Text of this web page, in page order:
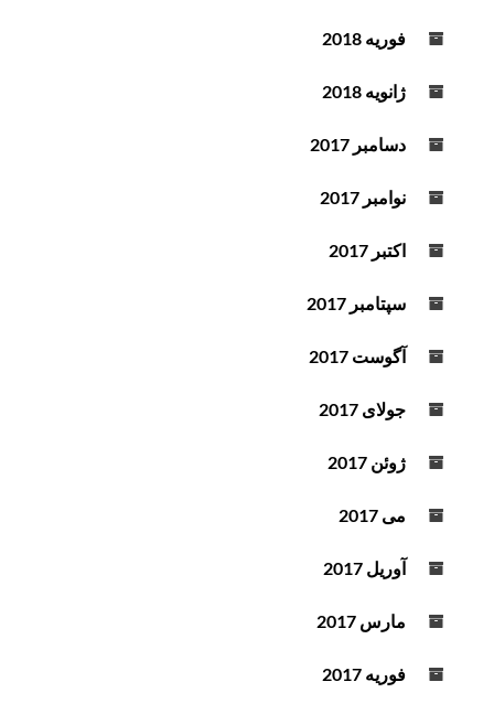
فوریه 2018
ژانویه 2018
دسامبر 2017
نوامبر 2017
اکتبر 2017
سپتامبر 2017
آگوست 2017
جولای 2017
ژوئن 2017
می 2017
آوریل 2017
مارس 2017
فوریه 2017